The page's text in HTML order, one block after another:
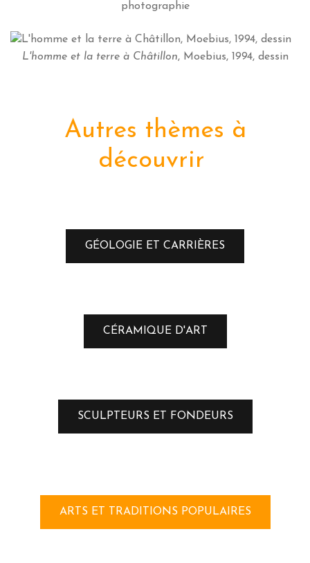
photographie
L'homme et la terre à Châtillon, Moebius, 1994, dessin
Autres thèmes à
découvrir
GÉOLOGIE ET CARRIÈRES
CÉRAMIQUE D'ART
SCULPTEURS ET FONDEURS
ARTS ET TRADITIONS POPULAIRES